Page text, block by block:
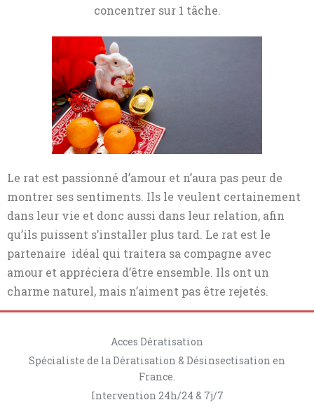
concentrer sur 1 tâche.
Le rat est passionné d’amour et n’aura pas peur de
montrer ses sentiments. Ils le veulent certainement
dans leur vie et donc aussi dans leur relation, afin
qu’ils puissent s’installer plus tard. Le rat est le
partenaire idéal qui traitera sa compagne avec
amour et appréciera d’être ensemble. Ils ont un
charme naturel, mais n’aiment pas être rejetés.
Acces Dératisation
Spécialiste de la Dératisation & Désinsectisation en
France.
Intervention 24h/24 & 7j/7